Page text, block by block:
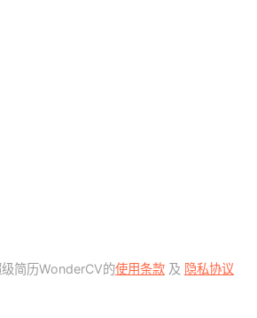
简历WonderCV的使用条款及 隐私协议